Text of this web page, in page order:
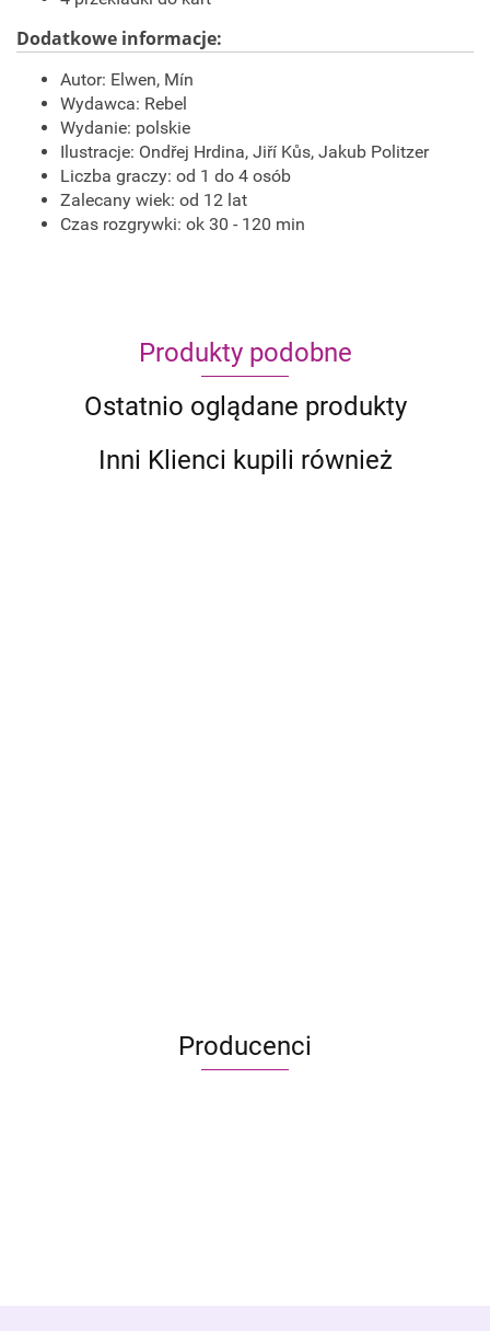
Dodatkowe informacje:
Autor: Elwen, Mín
Wydawca: Rebel
Wydanie: polskie
Ilustracje: Ondřej Hrdina, Jiří Kůs, Jakub Politzer
Liczba graczy: od 1 do 4 osób
Zalecany wiek: od 12 lat
Czas rozgrywki: ok 30 - 120 min
Produkty podobne
Ostatnio oglądane produkty
Inni Klienci kupili również
Producenci